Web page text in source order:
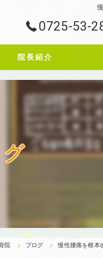
0725-53-
院長紹介
院 ブログ 慢性腰痛を根本